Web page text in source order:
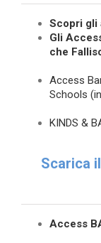
Scopri gli
Gli
che
Access
Schools
KINDS &
Scarica
Access